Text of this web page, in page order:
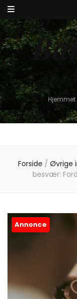
Forside / Øvrige
besvær:
Annonce